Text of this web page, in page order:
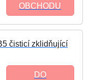
OBCHODU
čisticí zklidňující
DO